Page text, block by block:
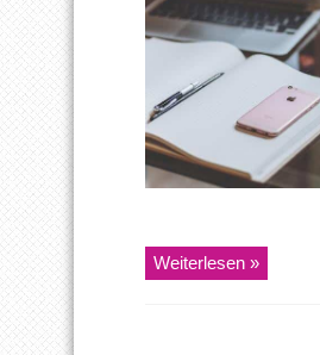
Weiterlesen »